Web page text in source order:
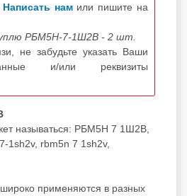
Написать нам или пишите на
РБМ5Н-7-1Ш2В - 2 шт.
не забудьте указать Ваши
и/или реквизиты
называться: РБМ5Н 7 1Ш2В,
rbm5n 7 1sh2v,
применяются в разных